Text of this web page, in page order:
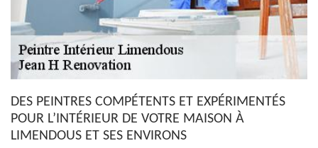
DES PEINTRES COMPÉTENTS ET EXPÉRIMENTÉS
POUR L’INTÉRIEUR DE VOTRE MAISON À
LIMENDOUS ET SES ENVIRONS